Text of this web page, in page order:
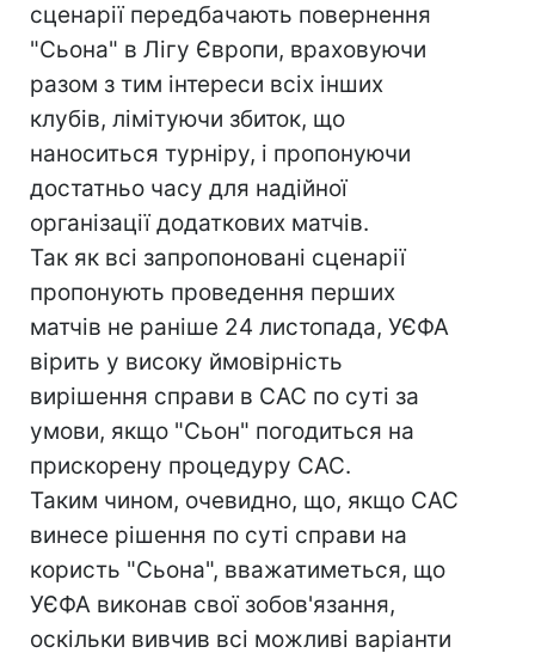
сценарії передбачають повернення
"Сьона" в Лігу Європи, враховуючи
разом з тим інтереси всіх інших
клубів, лімітуючи збиток, що
наноситься турніру, і пропонуючи
достатньо часу для надійної
організації додаткових матчів.
Так як всі запропоновані сценарії
пропонують проведення перших
матчів не раніше 24 листопада, УЄФА
вірить у високу ймовірність
вирішення справи в САС по суті за
умови, якщо "Сьон" погодиться на
прискорену процедуру САС.
Таким чином, очевидно, що, якщо САС
винесе рішення по суті справи на
користь "Сьона", вважатиметься, що
УЄФА виконав свої зобов'язання,
оскільки вивчив всі можливі варіанти